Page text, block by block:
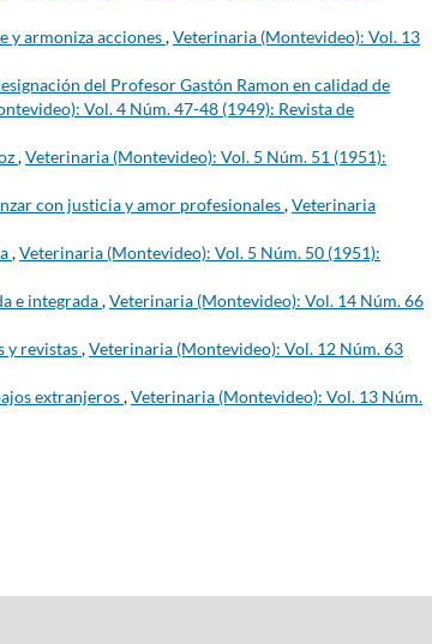
y armoniza acciones,Veterinaria (Montevideo): Vol. 13
del Profesor Gastón Ramon en calidad de
Vol. 4 Núm. 47-48 (1949): Revista de
,Veterinaria (Montevideo): Vol. 5 Núm. 51 (1951):
con justicia y amor profesionales,Veterinaria
,Veterinaria (Montevideo): Vol. 5 Núm. 50 (1951):
e integrada,Veterinaria (Montevideo): Vol. 14 Núm. 66
y revistas,Veterinaria (Montevideo): Vol. 12 Núm. 63
extranjeros,Veterinaria (Montevideo): Vol. 13 Núm.